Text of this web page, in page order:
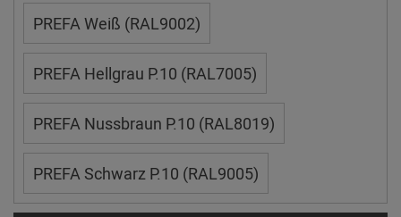
PREFA Weiß (RAL9002)
PREFA Hellgrau P.10 (RAL7005)
PREFA Nussbraun P.10 (RAL8019)
PREFA Schwarz P.10 (RAL9005)